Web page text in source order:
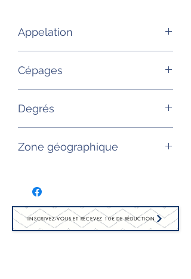
Appelation
Cépages
Degrés
Zone géographique
INSCRIVEZ-VOUS ET RECEVEZ 10€ DE RÉDUCTION